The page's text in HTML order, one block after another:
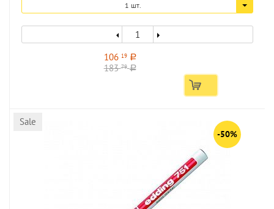
1 шт.
106 19 a
18379 a
Sale
-50%